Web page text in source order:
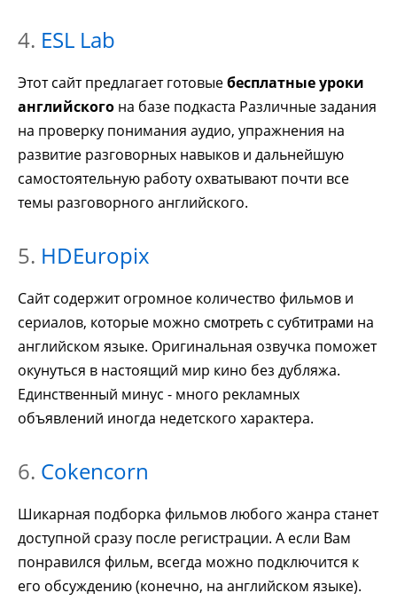
4. ESL Lab
Этот сайт предлагает готовыебесплатные уроки
английского на базе подкаста Различные задания
на проверку понимания аудио, упражнения на
развитие разговорных навыков и дальнейшую
самостоятельную работу охватывают почти все
темы разговорного английского.
5. HDEuropix
Сайт содержит огромное количество фильмов и
сериалов, которые можно смотреть с субтитрами на
английском языке. Оригинальная озвучка поможет
окунуться в настоящий мир кино без дубляжа.
Единственный минус - много рекламных
объявлений иногда недетского характера.
6. Cokencorn
Шикарная подборка фильмов любого жанра станет
доступной сразу после регистрации. А если Вам
понравился фильм, всегда можно подключится к
его обсуждению (конечно, на английском языке).